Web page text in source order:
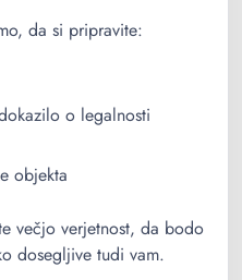
da si pripravite:
o legalnosti
objekta
večjo verjetnost, da bodo
dosegljive tudi vam.